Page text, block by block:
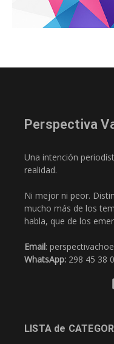
Perspectiva
Una intención
realidad.
Ni mejor ni peor.
mucho más de los
habla, que de los
Email:
WhatsApp: 298 45 38
LISTA de